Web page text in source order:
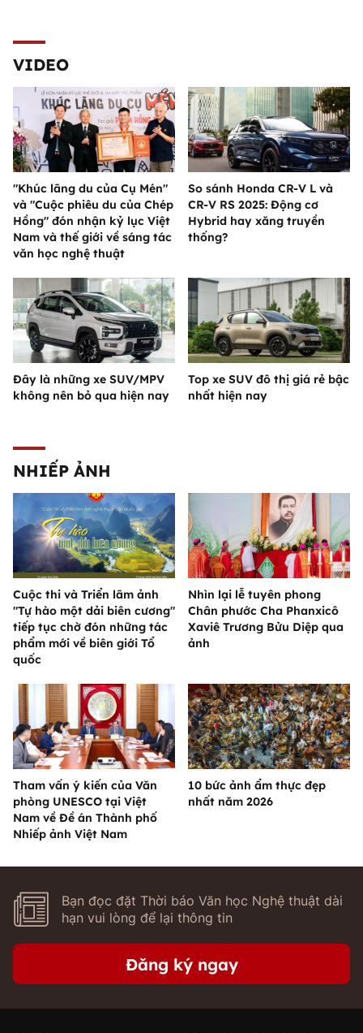
VIDEO
"Khúc lãng du của Cụ Mén"
và "Cuộc phiêu du của Chép
Hồng" đón nhận kỷ lục Việt
Nam và thế giới về sáng tác
văn học nghệ thuật
So sánh Honda CR-V L và
CR-V RS 2025: Động cơ
Hybrid hay xăng truyền
thống?
Đây là những xe SUV/MPV
không nên bỏ qua hiện nay
Top xe SUV đô thị giá rẻ bậc
nhất hiện nay
NHIẾP ẢNH
Cuộc thi và Triển lãm ảnh
"Tự hào một dải biên cương"
tiếp tục chờ đón những tác
phẩm mới về biên giới Tổ
quốc
Nhìn lại lễ tuyên phong
Chân phước Cha Phanxicô
Xaviê Trương Bửu Diệp qua
ảnh
Tham vấn ý kiến của Văn
phòng UNESCO tại Việt
Nam về Đề án Thành phố
Nhiếp ảnh Việt Nam
10 bức ảnh ẩm thực đẹp
nhất năm 2026
Bạn đọc đặt Thời báo Văn học Nghệ thuật dài
hạn vui lòng để lại thông tin
Đăng ký ngay